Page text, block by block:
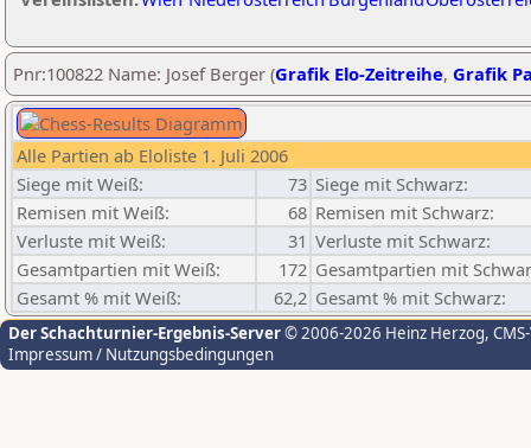
Pnr:100822 Name: Josef Berger (Grafik Elo-Zeitreihe, Grafik
Alle Partien ab Eloliste 1. Juli 2006
Siege mit Weiß:
73 Siege mit Schwarz:
Remisen mit Weiß:
68 Remisen mit Schwarz:
Verluste mit Weiß:
31 Verluste mit Schwarz:
Gesamtpartien mit Weiß:
172 Gesamtpartien mit
Gesamt % mit Weiß:
62,2 Gesamt % mit Schwarz:
Der Schachturnier-Ergebnis-Server© 2006-2026 Heinz Herzog,
Impressum / Nutzungsbedingungen